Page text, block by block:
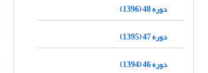
دوره 48 (1396)
دوره 47 (1395)
دوره 46 (1394)